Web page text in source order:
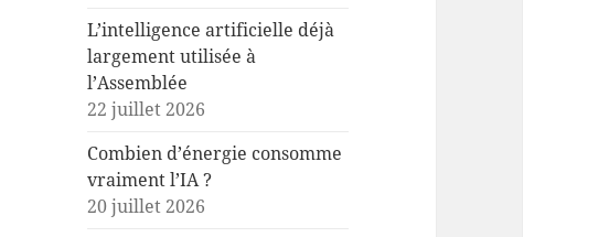
L’intelligence artificielle déjà
largement utilisée à
l’Assemblée
22 juillet 2026
Combien d’énergie consomme
vraiment l’IA ?
20 juillet 2026